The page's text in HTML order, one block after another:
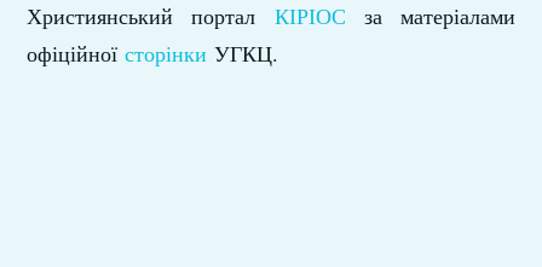
Християнський портал КІРІОС за матеріалами
офіційноїсторінки УГКЦ.